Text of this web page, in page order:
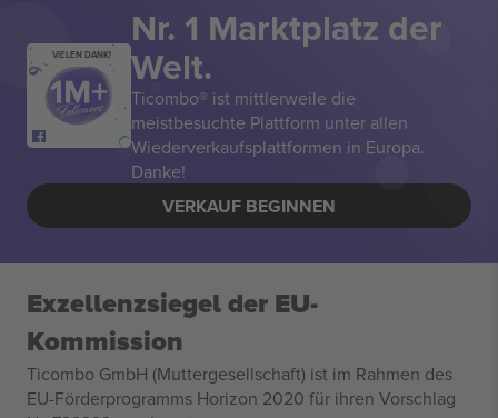
VIELEN DANK!
Nr. 1 Marktplatz der
Welt.
Ticombo® ist mittlerweile die
meistbesuchte Plattform unter allen
Wiederverkaufsplattformen in Europa.
Danke!
VERKAUF BEGINNEN
Exzellenzsiegel der EU-
Kommission
Ticombo GmbH (Muttergesellschaft) ist im Rahmen des
EU-Förderprogramms Horizon 2020 für ihren Vorschlag